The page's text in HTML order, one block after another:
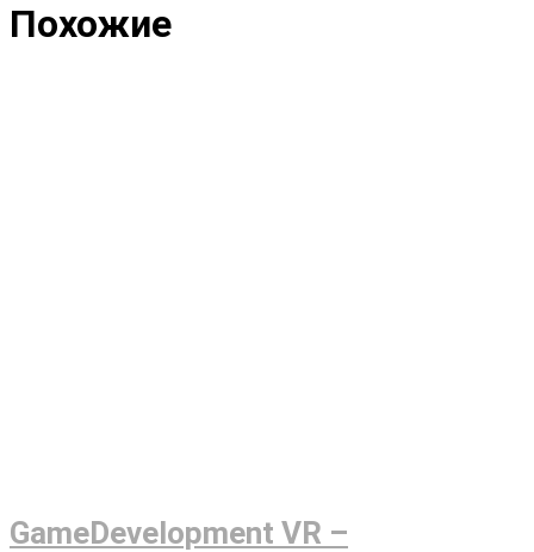
Похожие
GameDevelopment VR –